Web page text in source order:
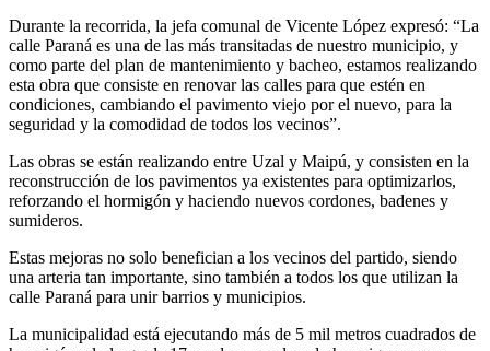
Durante la recorrida, la jefa comunal de Vicente López expresó: “La
calle Paraná es una de las más transitadas de nuestro municipio, y
como parte del plan de mantenimiento y bacheo, estamos realizando
esta obra que consiste en renovar las calles para que estén en
condiciones, cambiando el pavimento viejo por el nuevo, para la
seguridad y la comodidad de todos los vecinos”.
Las obras se están realizando entre Uzal y Maipú, y consisten en la
reconstrucción de los pavimentos ya existentes para optimizarlos,
reforzando el hormigón y haciendo nuevos cordones, badenes y
sumideros.
Estas mejoras no solo benefician a los vecinos del partido, siendo
una arteria tan importante, sino también a todos los que utilizan la
calle Paraná para unir barrios y municipios.
La municipalidad está ejecutando más de 5 mil metros cuadrados de